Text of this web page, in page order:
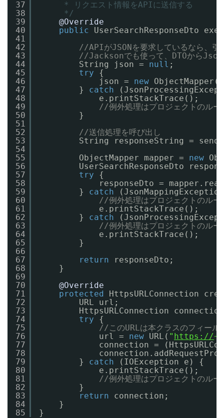
37
38
39
40
41
42
43
44
45
46
47
48
49
50
51
52
53
54
55
56
57
58
59
60
61
62
63
64
65
66
67
68
69
70
71
72
73
74
75
76
77
78
79
80
81
82
83
84
85
* リクエスト情報をAPIに送信する
*/
@Override
public
UserSearchResponseDto
//APIがJSONを要求しているなら、引
//Jacksonでも使って、DTOからJson
String json = null ;
try
{
json = new
} catch
e.printStackTrace();
//例外処理はプロジェクトのルー
}
//送信処理を呼び出し
String responseString =
ObjectMapper mapper = new
UserSearchResponseDto
try
{
responseDto =
} catch
//例外処理はプロジェクトのルー
e.printStackTrace();
} catch
//例外処理はプロジェクトのルー
e.printStackTrace();
}
return
responseDto;
}
@Override
protected
HttpsURLConnection
URL url;
HttpsURLConnection
try
{
//このURLは本クラスのフィー
url = new URL( " https://
connection =
} catch
(IOException e) {
e.printStackTrace();
//例外処理はプロジェクトのルー
}
return
connection;
}
}